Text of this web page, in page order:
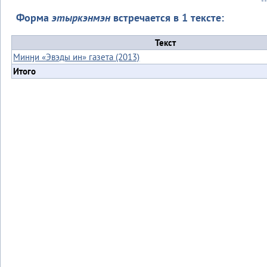
Формаэтыркэнмэнвстречается в 1 тексте:
Текст
Минӈи «Эвэды ин» газета (2013)
Итого